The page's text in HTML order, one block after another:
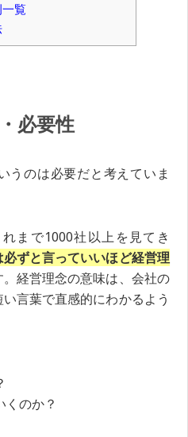
覧
必要性
うのは必要だと考えていま
まで1000社以上を見てき
ずと言っていいほど経営理
。経営理念の意味は、会社の
言葉で直感的にわかるよう
くのか？